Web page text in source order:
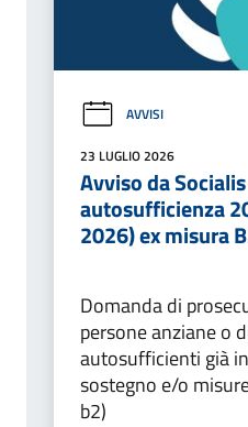
AVVISI
23 LUGLIO 2026
Avviso da
autosufficienza
2026) ex misura
Domanda di
persone anziane o
autosufficienti già
sostegno e/o
b2)